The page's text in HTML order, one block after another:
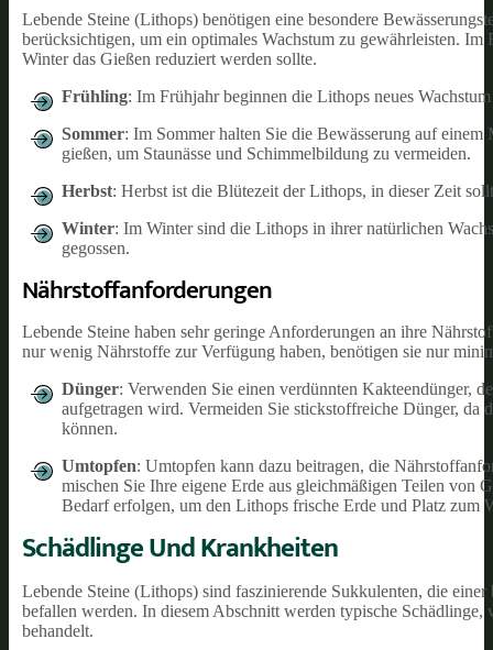
Lebende Steine (Lithops) benötigen eine besondere
berücksichtigen, um ein optimales Wachstum zu gewährleisten.
Winter das Gießen reduziert werden sollte.
Frühling: Im Frühjahr beginnen die Lithops neues
Sommer: Im Sommer halten Sie die Bewässerung auf
gießen, um Staunässe und Schimmelbildung zu vermeiden.
Herbst: Herbst ist die Blütezeit der Lithops, in dieser Zeit
Winter: Im Winter sind die Lithops in ihrer natürlichen
gegossen.
Nährstoffanforderungen
Lebende Steine haben sehr geringe Anforderungen an ihre
nur wenig Nährstoffe zur Verfügung haben, benötigen sie nur
Dünger: Verwenden Sie einen verdünnten Kakteendünger,
aufgetragen wird. Vermeiden Sie stickstoffreiche Dünger,
können.
Umtopfen: Umtopfen kann dazu beitragen, die
mischen Sie Ihre eigene Erde aus gleichmäßigen Teilen von
Bedarf erfolgen, um den Lithops frische Erde und Platz zum
Schädlinge Und Krankheiten
Lebende Steine (Lithops) sind faszinierende Sukkulenten, die
befallen werden. In diesem Abschnitt werden typische
behandelt.